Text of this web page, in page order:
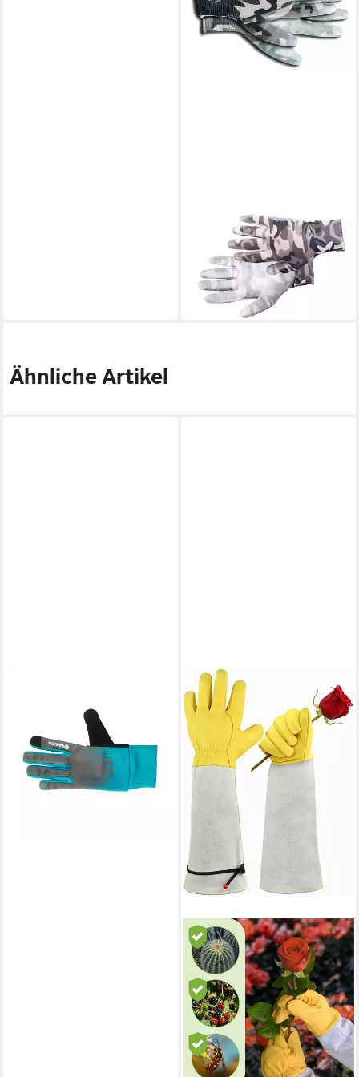
Handschuhe für die
Gartenarbeit, Camouflage-
Weiß, 3er Set
11,99 €
lieferbar - in 2-3 Werktagen bei dir
Ähnliche Artikel
Garten- und Pflegehandschuh
13,78 €
lieferbar - in 2-3 Werktagen bei dir